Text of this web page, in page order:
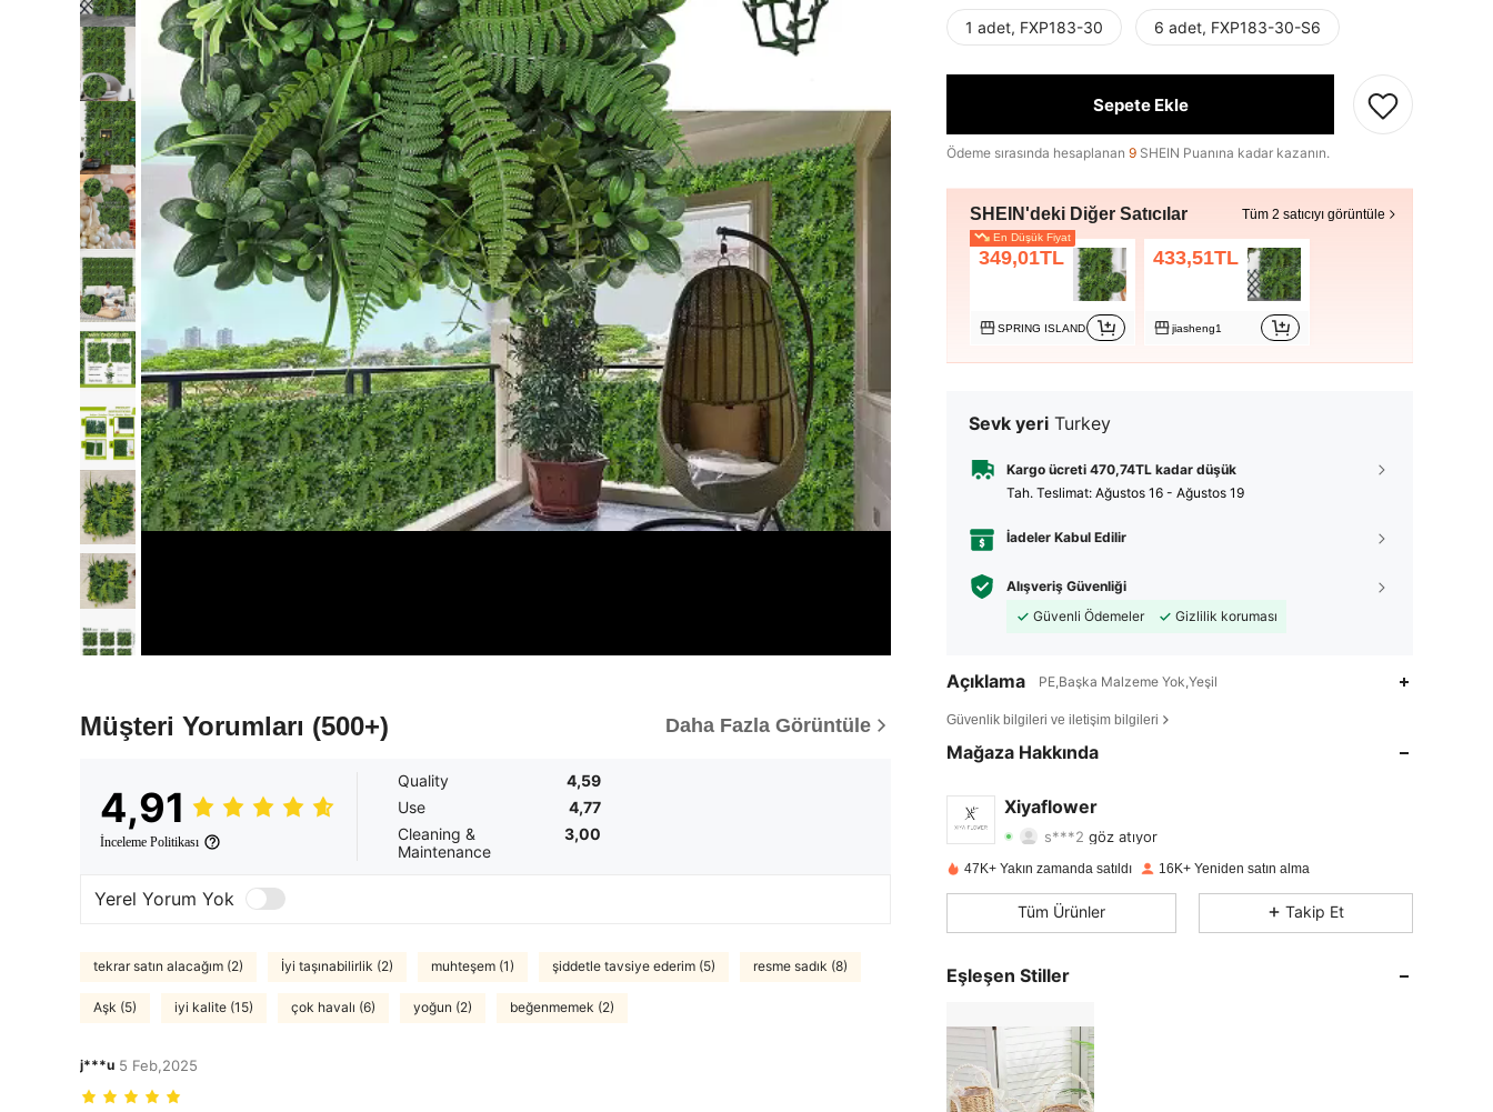
Müşteri Yorumları (500+) Daha Fazla Görüntüle
4,91
İnceleme Politikası
Quality
4,59
Use
4,77
Cleaning &
Maintenance
3,00
Yerel Yorum Yok
tekrar satın alacağım (2) İyi taşınabilirlik (2) muhteşem (1) şiddetle tavsiye ederim (5) resme sadık (8)
Aşk (5) iyi kalite (15) çok havalı (6) yoğun (2) beğenmemek (2)
j***u 5 Feb,2025
1 adet, FXP183-30 6 adet, FXP183-30-S6
Sepete Ekle
Ödeme sırasında hesaplanan 9 SHEIN Puanına kadar kazanın.
SHEIN'deki Diğer Satıcılar Tüm 2 satıcıyı görüntüle
En Düşük Fiyat
349,01TL
SPRING ISLAND
433,51TL
jiasheng1
Sevk yeri Turkey
Kargo ücreti 470,74TL kadar düşük
Tah. Teslimat: Ağustos 16 - Ağustos 19
İadeler Kabul Edilir
Alışveriş Güvenliği
Güvenli Ödemeler
Gizlilik koruması
Açıklama PE,Başka Malzeme Yok,Yeşil
Güvenlik bilgileri ve iletişim bilgileri
Mağaza Hakkında
Xiyaflower
4,86 96
4,86 Derecelendirme
4,86 96 3.1K
4,86
4,86
47K+ Yakın zamanda satıldı 16K+ Yeniden satın alma
Tüm Ürünler Takip Et
Eşleşen Stiller